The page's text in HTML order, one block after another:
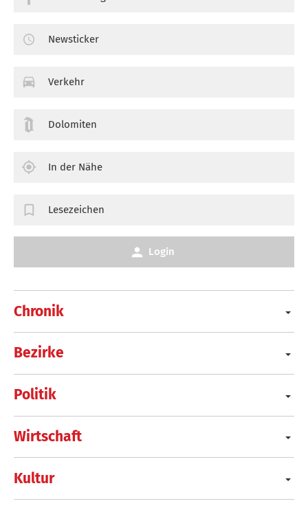
Chronik
Bezirke
Politik
Wirtschaft
Kultur
Newsticker
Verkehr
Dolomiten
In der Nähe
Lesezeichen
Login